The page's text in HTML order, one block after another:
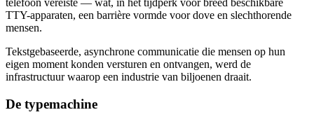
telefoon vereiste — wat, in het tijdperk vóór breed beschikbare
TTY-apparaten, een barrière vormde voor dove en slechthorende
mensen.
Tekstgebaseerde, asynchrone communicatie die mensen op hun
eigen moment konden versturen en ontvangen, werd de
infrastructuur waarop een industrie van biljoenen draait.
De typemachine